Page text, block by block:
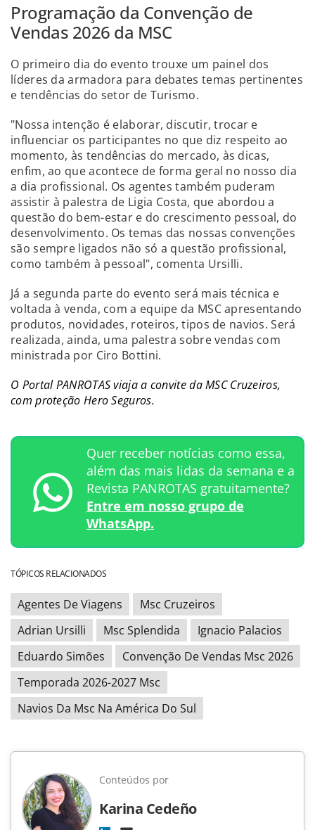
Programação da Convenção de
Vendas 2026 da MSC
O primeiro dia do evento trouxe um painel dos
líderes da armadora para debates temas pertinentes
e tendências do setor de Turismo.
"Nossa intenção é elaborar, discutir, trocar e
influenciar os participantes no que diz respeito ao
momento, às tendências do mercado, às dicas,
enfim, ao que acontece de forma geral no nosso dia
a dia profissional. Os agentes também puderam
assistir à palestra de Ligia Costa, que abordou a
questão do bem-estar e do crescimento pessoal, do
desenvolvimento. Os temas das nossas convenções
são sempre ligados não só a questão profissional,
como também à pessoal", comenta Ursilli.
Já a segunda parte do evento será mais técnica e
voltada à venda, com a equipe da MSC apresentando
produtos, novidades, roteiros, tipos de navios. Será
realizada, ainda, uma palestra sobre vendas com
ministrada por Ciro Bottini.
O Portal PANROTAS viaja a convite da MSC Cruzeiros,
com proteção Hero Seguros.
Quer receber notícias como essa,
além das mais lidas da semana e a
Revista PANROTAS gratuitamente?
Entre em nosso grupo de
WhatsApp.
TÓPICOS RELACIONADOS
Agentes De Viagens
Msc Cruzeiros
Adrian Ursilli
Msc Splendida
Ignacio Palacios
Eduardo Simões
Convenção De Vendas Msc 2026
Temporada 2026-2027 Msc
Navios Da Msc Na América Do Sul
Conteúdos por
Karina Cedeño